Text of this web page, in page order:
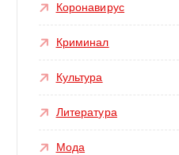
Коронавирус
Криминал
Культура
Литература
Мода